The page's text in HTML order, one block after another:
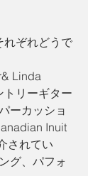
れぞれどうで
Linda
リーギター
ーカッショ
Inuit
されてい
グ、パフォ